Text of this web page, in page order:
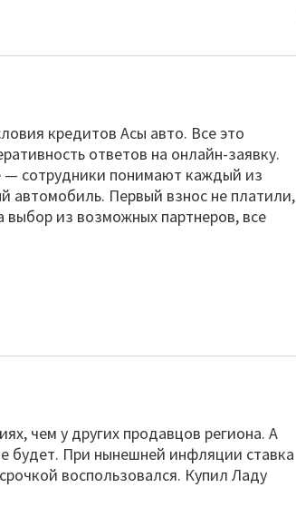
кредитов Асы авто. Все это
ответов на онлайн-заявку.
— сотрудники понимают каждый из
автомобиль. Первый взнос не платили,
из возможных партнеров, все
чем у других продавцов региона. А
будет. При нынешней инфляции ставка
воспользовался. Купил Ладу